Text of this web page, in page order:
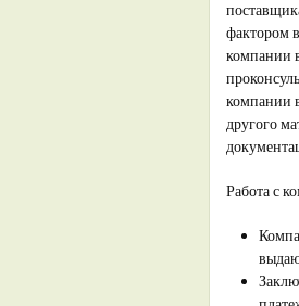
фактором
компании
компании
другого
Работа с